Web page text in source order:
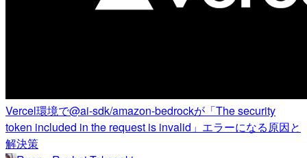
Vercel環境で@ai-sdk/amazon-bedrockが「The security
token included in the request is invalid」エラーになる原因と
解決策